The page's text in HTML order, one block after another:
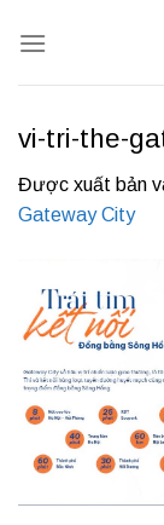
qua
vi-tri-the-
Được xuất bản
Gateway City